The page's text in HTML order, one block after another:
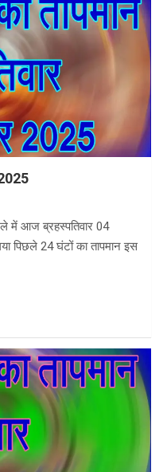
में आज ब्रहस्पतिवार 04
पिछले 24 घंटों का तापमान इस